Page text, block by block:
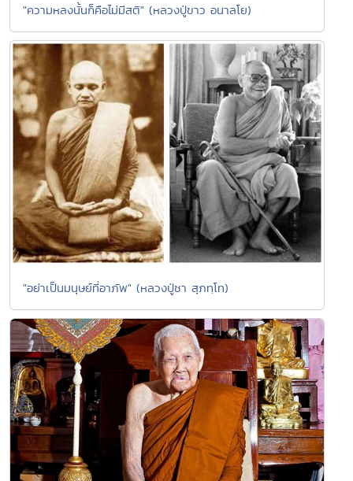
"ความหลงนั้นก็คือไม่มีสติ" (หลวงปู่ขาว อนาลโย)
"อย่าเป็นมนุษย์ที่อาภัพ" (หลวงปู่ชา สุภทฺโท)